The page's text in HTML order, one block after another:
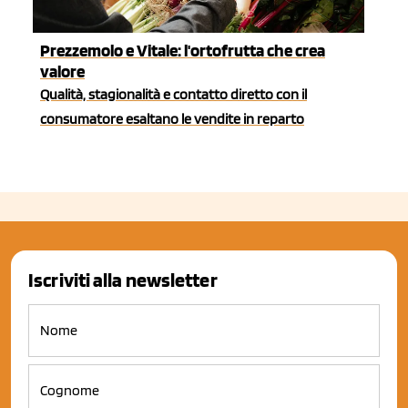
Prezzemolo e Vitale: l'ortofrutta che crea
valore
Qualità, stagionalità e contatto diretto con il
consumatore esaltano le vendite in reparto
Iscriviti alla newsletter